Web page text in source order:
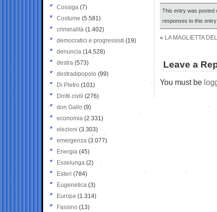
This entry was posted
responses to this
« LA MAGLIETTA
Leave a
You must be
Cossiga (7)
Costume (5.581)
criminalità (1.402)
democratici e progressisti (19)
denuncia (14.528)
destra (573)
destradipopolo (99)
Di Pietro (101)
Diritti civili (276)
don Gallo (9)
economia (2.331)
elezioni (3.303)
emergenza (3.077)
Energia (45)
Esselunga (2)
Esteri (784)
Eugenetica (3)
Europa (1.314)
Fassino (13)